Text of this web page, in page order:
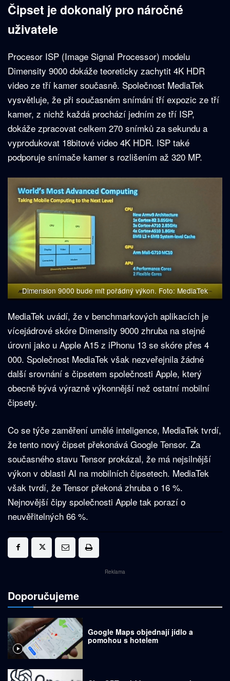
Čipset je dokonalý pro náročné
uživatele
Procesor ISP (Image Signal Processor) modelu
Dimensity 9000 dokáže teoreticky zachytit 4K HDR
video ze tří kamer současně. Společnost MediaTek
vysvětluje, že při současném snímání tří expozic ze tří
kamer, z nichž každá prochází jedním ze tří ISP,
dokáže zpracovat celkem 270 snímků za sekundu a
vyprodukovat 18bitové video 4K HDR. ISP také
podporuje snímače kamer s rozlišením až 320 MP.
Dimension 9000 bude mít pořádný výkon. Foto: MediaTek
MediaTek uvádí, že v benchmarkových aplikacích je
vícejádrové skóre Dimensity 9000 zhruba na stejné
úrovni jako u Apple A15 z iPhonu 13 se skóre přes 4
000. Společnost MediaTek však nezveřejnila žádné
další srovnání s čipsetem společnosti Apple, který
obecně bývá výrazně výkonnější než ostatní mobilní
čipsety.
Co se týče zaměření umělé inteligence, MediaTek tvrdí,
že tento nový čipset překonává Google Tensor. Za
současného stavu Tensor prokázal, že má nejsilnější
výkon v oblasti AI na mobilních čipsetech. MediaTek
však tvrdí, že Tensor překoná zhruba o 16 %.
Nejnovější čipy společnosti Apple tak porazí o
neuvěřitelných 66 %.
Reklama
Doporučujeme
Google Maps objednají jídlo a
pomohou s hotelem